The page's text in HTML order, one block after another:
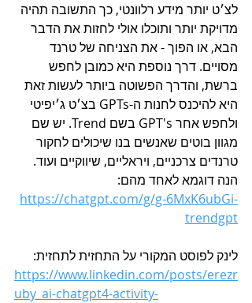
לצ׳ט יותר מידע רלוונטי, כך התשובה תהיה
מדויקת יותר ותוכלו אולי לחזות את הדבר
הבא, או הפוך - את הצניחה של טרנד
מסויים. דרך נוספת היא כמובן לחפש
ברשת, והדרך הפשוטה ביותר לעשות זאת
היא להיכנס לחנות ה-GPTs בצ׳ט ג׳יפיטי
ולחפש אחר GPT's בשם Trend. יש שם
מגוון בוטים שאנשים בנו שיכולים לחקור
טרנדים צרכניים, ויראליים, שיווקיים ועוד.
הנה דוגמא לאחד מהם:
https://chatgpt.com/g/g-6MxK6ubGi-
trendgpt
לינק לפוסט המקורי על התחזית לתחזית:
https://www.linkedin.com/posts/erezr
uby_ai-chatgpt4-activity-